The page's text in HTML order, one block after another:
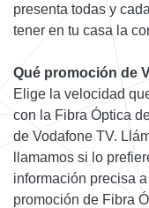
presenta todas y
tener en tu casa la
Qué promoción de
Elige la velocidad
con la Fibra Óptica
de Vodafone TV.
llamamos si lo
información precisa
promoción de Fibra